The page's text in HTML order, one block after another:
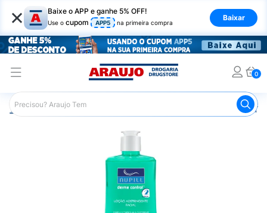
× Baixe o APP e ganhe 5% OFF!
Use o cupom APP5 na primeira compra
Baixar
0
Araujo Beleza e Cuidados Cuidados com o Rosto